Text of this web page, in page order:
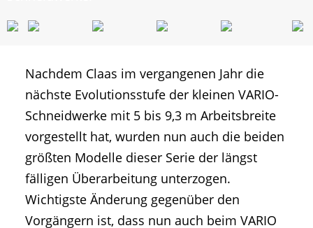
Nachdem Claas im vergangenen Jahr die
nächste Evolutionsstufe der kleinen VARIO-
Schneidwerke mit 5 bis 9,3 m Arbeitsbreite
vorgestellt hat, wurden nun auch die beiden
größten Modelle dieser Serie der längst
fälligen Überarbeitung unterzogen.
Wichtigste Änderung gegenüber den
Vorgängern ist, dass nun auch beim VARIO